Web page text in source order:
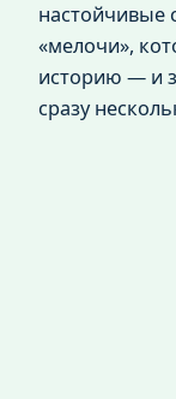
настойчивые
«мелочи»,
историю — и
сразу